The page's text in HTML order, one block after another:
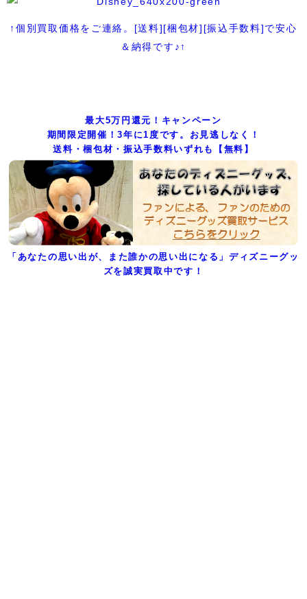
↑個別買取価格をご連絡。[送料][梱包材][振込手数料]で安心
＆納得です♪↑
最大5万円還元！キャンペーン
期間限定開催！3年に1度です。お見逃しなく！
送料・梱包材・振込手数料いずれも【無料】
「あなたの思い出が、また誰かの思い出になる」ディズニーグッ
ズを誠実買取中です！